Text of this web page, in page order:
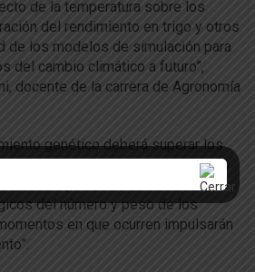
de la temperatura sobre los
del rendimiento en trigo y otros
de los modelos de simulación para
del cambio climático a futuro”,
docente de la carrera de Agronomía
genético deberá superar los
limitan el avance en el incremento
la comprensión de los
del número y peso de los
en que ocurren impulsarán